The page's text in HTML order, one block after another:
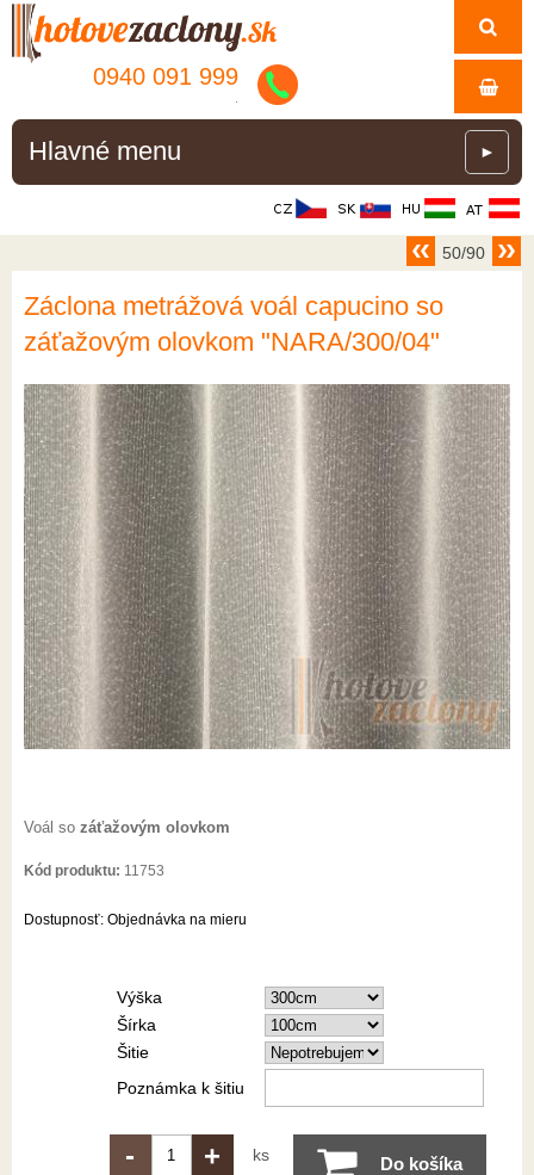
0940 091 999
Hlavné menu ►
50/90
Záclona metrážová voál capucino so
záťažovým olovkom "NARA/300/04"
Voál so záťažovým olovkom
Kód produktu: 11753
Dostupnosť: Objednávka na mieru
Výška
Šírka
Šitie
Poznámka k šitiu
- + ks Do košíka